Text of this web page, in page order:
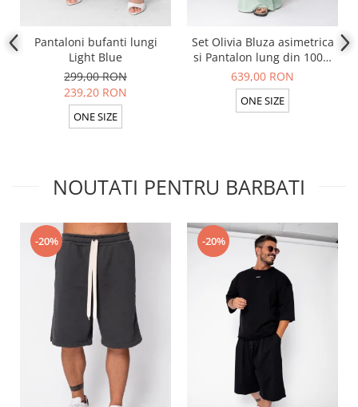
Pantaloni bufanti lungi
Light Blue
299,00 RON
239,20 RON
ONE SIZE
Set Olivia Bluza asimetrica
si Pantalon lung din 100%
in Light Olive
639,00 RON
ONE SIZE
NOUTATI PENTRU BARBATI
-20% -20%